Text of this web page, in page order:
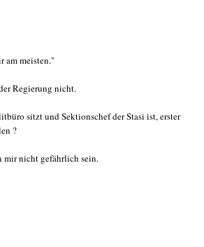
am meisten."
Regierung nicht.
sitzt und Sektionschef der Stasi ist, erster
?
mir nicht gefährlich sein.